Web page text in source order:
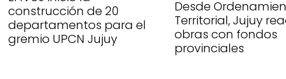
construcción de 20
departamentos para el
gremio UPCN Jujuy
Desde
Territorial, Jujuy
obras con fondos
provinciales